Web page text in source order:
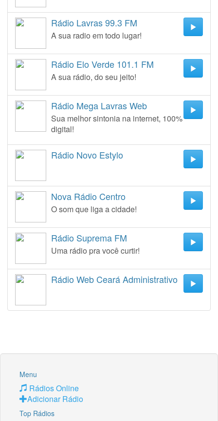
Rádio Lavras 99.3 FM
A sua radio em todo lugar!
Rádio Elo Verde 101.1 FM
A sua rádio, do seu jeito!
Rádio Mega Lavras Web
Sua melhor sintonia na internet, 100%
digital!
Rádio Novo Estylo
Nova Rádio Centro
O som que liga a cidade!
Rádio Suprema FM
Uma rádio pra você curtir!
Rádio Web Ceará Administrativo
Menu
Rádios Online
Adicionar Rádio
Top Rádios